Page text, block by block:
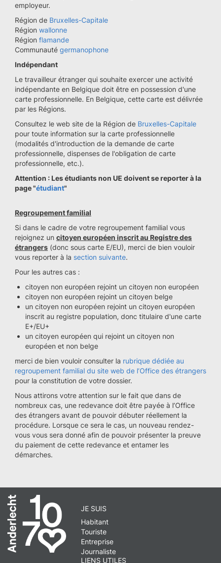
employeur.
Région de Bruxelles-Capitale
Région wallonne
Région flamande
Communauté germanophone
Indépendant
Le travailleur étranger qui souhaite exercer une activité
indépendante en Belgique doit être en possession d'une
carte professionnelle. En Belgique, cette carte est délivrée
par les Régions.
Consultez le web site de la Région de Bruxelles-Capitale
pour toute information sur la carte professionnelle
(modalités d'introduction de la demande de carte
professionnelle, dispenses de l'obligation de carte
professionnelle, etc.).
Attention : Les étudiants non UE doivent se reporter à la
page "étudiant"
Regroupement familial
Si dans le cadre de votre regroupement familial vous
rejoignez un citoyen européen inscrit au Registre des
étrangers (donc sous carte E/EU), merci de bien vouloir
vous reporter à la section suivante.
Pour les autres cas :
citoyen non européen rejoint un citoyen non européen
citoyen non européen rejoint un citoyen belge
un citoyen non européen rejoint un citoyen européen
inscrit au registre population, donc titulaire d'une carte
E+/EU+
un citoyen européen qui rejoint un citoyen non
européen et non belge
merci de bien vouloir consulter la rubrique dédiée au
regroupement familial du site web de l’Office des étrangers
pour la constitution de votre dossier.
Nous attirons votre attention sur le fait que dans de
nombreux cas, une redevance doit être payée à l’Office
des étrangers avant de pouvoir débuter réellement la
procédure. Lorsque ce sera le cas, un nouveau rendez-
vous vous sera donné afin de pouvoir présenter la preuve
du paiement de cette redevance et entamer les
démarches.
JE SUIS
Habitant
Touriste
Entreprise
Journaliste
LIENS UTILES